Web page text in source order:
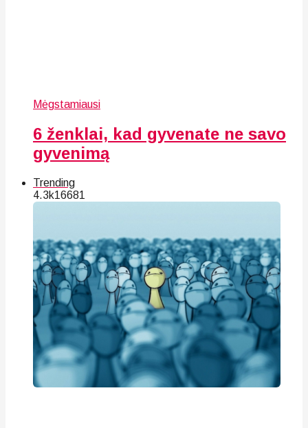
Mėgstamiausi
6 ženklai, kad gyvenate ne savo
gyvenimą
Trending
4.3k16681